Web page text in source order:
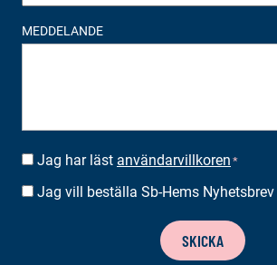
MEDDELANDE
SUOSTUMUS *
Jag har läst användarvillkoren *
BESTÄLLA
Jag vill beställa Sb-Hems Nyhetsbrev
SKICKA